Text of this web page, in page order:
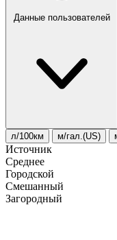
Данные пользователей
л/100км м/гал.(US)
Источник
Среднее
Городской
Смешанный
Загородный